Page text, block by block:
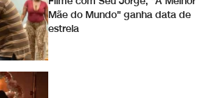
Mãe do Mundo" ganha data de
estreia